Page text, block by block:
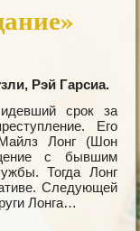
Рэй Гарсиа.
срок за
Его
Майлз Лонг (Шон
с бывшим
Тогда Лонг
Следующей
Лонга…